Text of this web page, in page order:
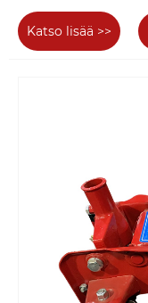
Katso lisää >>